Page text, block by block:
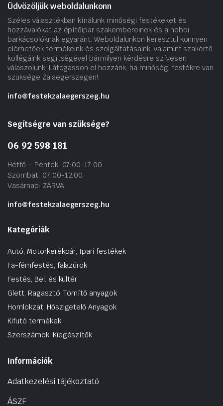
Üdvözöljük weboldalunkonn
Széles választékban kínálunk minőségi festékeket és
hozzávalókat az építőipar szakembereinek és a hobbi
barkácsolóknak egyaránt. Weboldalunkon keresztül könnyen
elérhetőek termékeink és szolgáltatásaink, valamint szakértő
kollégáink segítségével bármilyen kérdésre szívesen
válaszolunk. Látogasson el hozzánk, ha minőségi festékre van
szüksége Zalaegerszegen!.
info@festekzalaegerszeg.hu
Segítségre van szüksége?
06 92 598 181
Hétfő – Péntek: 07:00-17:00
Szombat: 07:00-12:00
Vasárnap: ZÁRVA
info@festekzalaegerszeg.hu
Kategóriák
Autó, Motorkerékpár, Ipari festékek
Fa-fémfestés, falazúrok
Festés, Bel. és kültér
Glett, Ragasztó, Tömítő anyagok
Homlokzat, Hőszigetelő Anyagok
Kifutó termékek
Szerszámok, Kiegészítők
Információk
Adatkezelési tájékoztató
ÁSZF